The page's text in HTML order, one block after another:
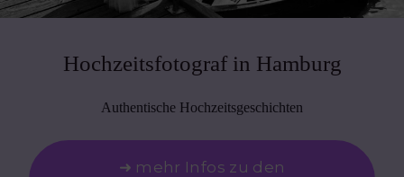
Hochzeitsfotograf in Hamburg
Authentische Hochzeitsgeschichten
➜ mehr Infos zu den